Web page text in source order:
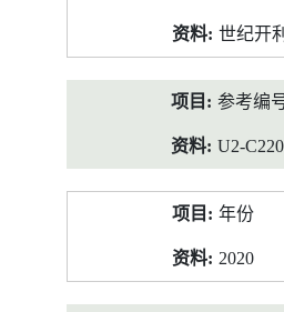
料
世纪开
参考编
U2-
年份
2020